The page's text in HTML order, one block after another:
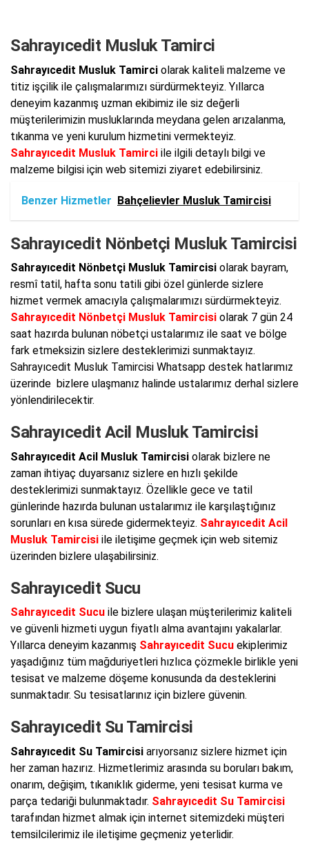
Sahrayıcedit Musluk Tamirci
Sahrayıcedit Musluk Tamirci olarak kaliteli malzeme ve
titiz işçilik ile çalışmalarımızı sürdürmekteyiz. Yıllarca
deneyim kazanmış uzman ekibimiz ile siz değerli
müşterilerimizin musluklarında meydana gelen arızalanma,
tıkanma ve yeni kurulum hizmetini vermekteyiz.
Sahrayıcedit Musluk Tamirci ile ilgili detaylı bilgi ve
malzeme bilgisi için web sitemizi ziyaret edebilirsiniz.
Benzer Hizmetler Bahçelievler Musluk Tamircisi
Sahrayıcedit Nönbetçi Musluk Tamircisi
Sahrayıcedit Nönbetçi Musluk Tamircisi olarak bayram,
resmî tatil, hafta sonu tatili gibi özel günlerde sizlere
hizmet vermek amacıyla çalışmalarımızı sürdürmekteyiz.
Sahrayıcedit Nönbetçi Musluk Tamircisi olarak 7 gün 24
saat hazırda bulunan nöbetçi ustalarımız ile saat ve bölge
fark etmeksizin sizlere desteklerimizi sunmaktayız.
Sahrayıcedit Musluk Tamircisi Whatsapp destek hatlarımız
üzerinde bizlere ulaşmanız halinde ustalarımız derhal sizlere
yönlendirilecektir.
Sahrayıcedit Acil Musluk Tamircisi
Sahrayıcedit Acil Musluk Tamircisi olarak bizlere ne
zaman ihtiyaç duyarsanız sizlere en hızlı şekilde
desteklerimizi sunmaktayız. Özellikle gece ve tatil
günlerinde hazırda bulunan ustalarımız ile karşılaştığınız
sorunları en kısa sürede gidermekteyiz. Sahrayıcedit Acil
Musluk Tamircisi ile iletişime geçmek için web sitemiz
üzerinden bizlere ulaşabilirsiniz.
Sahrayıcedit Sucu
Sahrayıcedit Sucu ile bizlere ulaşan müşterilerimiz kaliteli
ve güvenli hizmeti uygun fiyatlı alma avantajını yakalarlar.
Yıllarca deneyim kazanmış Sahrayıcedit Sucu ekiplerimiz
yaşadığınız tüm mağduriyetleri hızlıca çözmekle birlikle yeni
tesisat ve malzeme döşeme konusunda da desteklerini
sunmaktadır. Su tesisatlarınız için bizlere güvenin.
Sahrayıcedit Su Tamircisi
Sahrayıcedit Su Tamircisi arıyorsanız sizlere hizmet için
her zaman hazırız. Hizmetlerimiz arasında su boruları bakım,
onarım, değişim, tıkanıklık giderme, yeni tesisat kurma ve
parça tedariği bulunmaktadır. Sahrayıcedit Su Tamircisi
tarafından hizmet almak için internet sitemizdeki müşteri
temsilcilerimiz ile iletişime geçmeniz yeterlidir.